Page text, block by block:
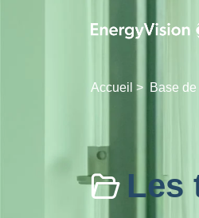
Passer au
Accueil > Base
Les